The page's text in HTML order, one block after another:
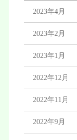
2023年4月
2023年2月
2023年1月
2022年12月
2022年11月
2022年9月